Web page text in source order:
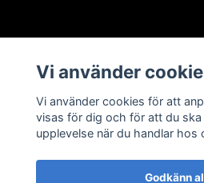
Vi använder
Vi använder cookies för att
visas för dig och för att du
upplevelse när du handlar hos
Godkänn